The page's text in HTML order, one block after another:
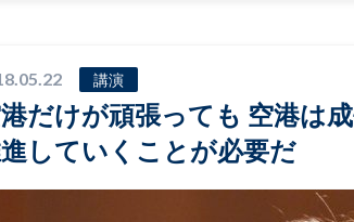
講演
だけが頑張っても 空港は
していくことが必要だ